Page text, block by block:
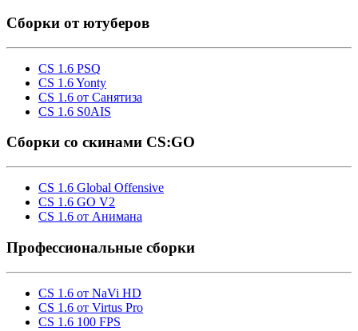
Cборки от ютуберов
CS 1.6 PSQ
CS 1.6 Yonty
CS 1.6 от Санятиза
CS 1.6 S0AIS
Сборки со скинами CS:GO
CS 1.6 Global Offensive
CS 1.6 GO V2
CS 1.6 от Анимана
Профессиональные сборки
CS 1.6 от NaVi HD
CS 1.6 от Virtus Pro
CS 1.6 100 FPS